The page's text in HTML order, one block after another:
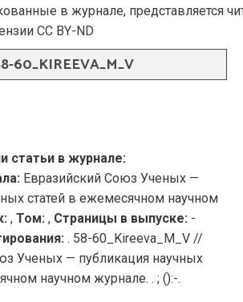
в журнале, представляется
CC BY-ND
60_KIREEVA_M_V
статьи в журнале:
Евразийский Союз Ученых —
статей в ежемесячном научном
, Том: , Страницы в выпуске: -
. 58-60_Kireeva_M_V //
Ученых — публикация научных
научном журнале. . ; ():-.